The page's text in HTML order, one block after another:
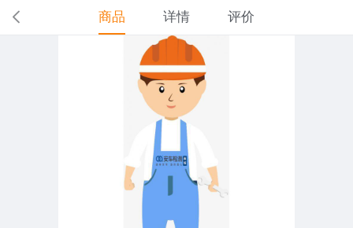
商品 详情 评价